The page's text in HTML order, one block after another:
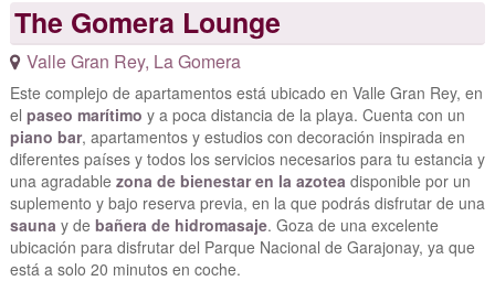
The Gomera Lounge
Valle Gran Rey, La Gomera
Este complejo de apartamentos está ubicado en Valle Gran Rey, en
el paseo marítimo y a poca distancia de la playa. Cuenta con un
piano bar, apartamentos y estudios con decoración inspirada en
diferentes países y todos los servicios necesarios para tu estancia y
una agradable zona de bienestar en la azotea disponible por un
suplemento y bajo reserva previa, en la que podrás disfrutar de una
sauna y de bañera de hidromasaje. Goza de una excelente
ubicación para disfrutar del Parque Nacional de Garajonay, ya que
está a solo 20 minutos en coche.